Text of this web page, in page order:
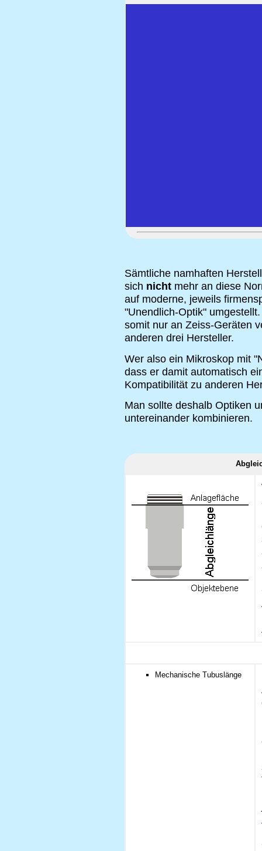
Sämtliche namhaften
sich nicht mehr an diese
auf moderne, jeweils
"Unendlich-Optik"
somit nur an Zeiss-Geräten
anderen drei Hersteller.
Wer also ein Mikroskop mit
dass er damit automatisch
Kompatibilität zu anderen
Man sollte deshalb Optiken
untereinander kombinieren.
Mechanische Tubuslänge